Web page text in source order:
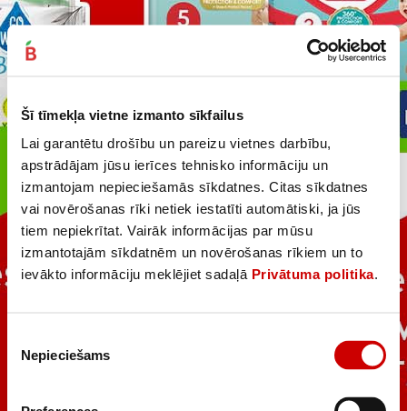
Šī tīmekļa vietne izmanto sīkfailus
Lai garantētu drošību un pareizu vietnes darbību,
apstrādājam jūsu ierīces tehnisko informāciju un
izmantojam nepieciešamās sīkdatnes. Citas sīkdatnes
vai novērošanas rīki netiek iestatīti automātiski, ja jūs
tiem nepiekrītat. Vairāk informācijas par mūsu
izmantotajām sīkdatnēm un novērošanas rīkiem un to
ievākto informāciju meklējiet sadaļā Privātuma politika.
izvēle
Nepieciešams